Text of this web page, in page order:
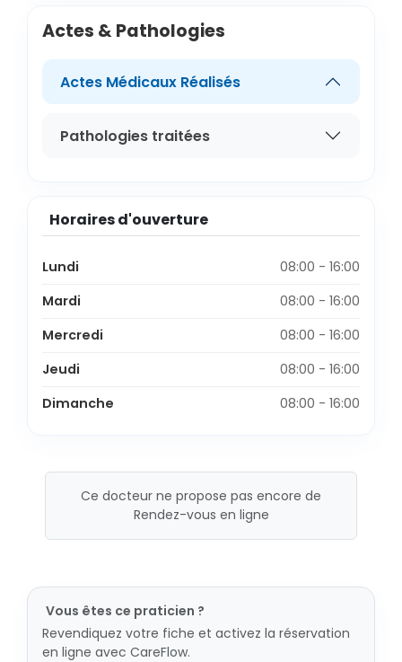
Actes & Pathologies
Actes Médicaux Réalisés
Pathologies traitées
Horaires d'ouverture
Lundi
08:00 - 16:00
Mardi
08:00 - 16:00
Mercredi
08:00 - 16:00
Jeudi
08:00 - 16:00
Dimanche
08:00 - 16:00
Ce docteur ne propose pas encore de
Rendez-vous en ligne
Vous êtes ce praticien ?
Revendiquez votre fiche et activez la réservation
en ligne avec CareFlow.